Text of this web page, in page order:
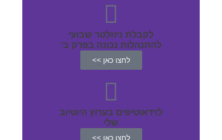
לקבלת ניוזלטר שבועי
להתנהלות נכונה בפרק ב'
לחצו כאן >>
לוידאוטיפים בערוץ היוטיוב
שלי
לחצו כאן >>